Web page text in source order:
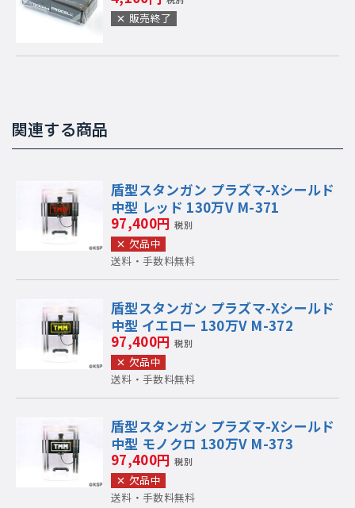
販売終了
関連する商品
盾型スタンガン プラズマ-Xシールド
中型 レッド 130万V M-371
97,400円 税別
欠品中
送料・手数料無料
盾型スタンガン プラズマ-Xシールド
中型 イエロー 130万V M-372
97,400円 税別
欠品中
送料・手数料無料
盾型スタンガン プラズマ-Xシールド
中型 モノクロ 130万V M-373
97,400円 税別
欠品中
送料・手数料無料